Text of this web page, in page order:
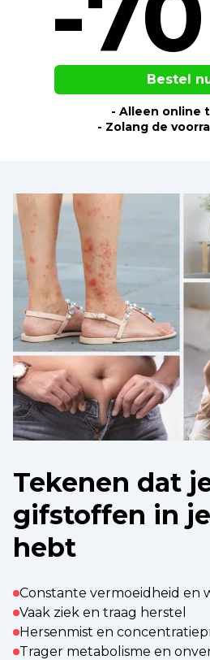
Bestel
- Alleen online
- Zolang de
Tekenen dat
gifstoffen in
hebt
Constante vermoeidheid en
Vaak ziek en traag herstel
Hersenmist en
Trager metabolisme en